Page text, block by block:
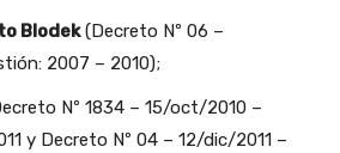
Blodek(Decreto Nº 06 –
2007 – 2010);
Nº 1834 – 15/oct/2010 –
y Decreto Nº 04 – 12/dic/2011 –